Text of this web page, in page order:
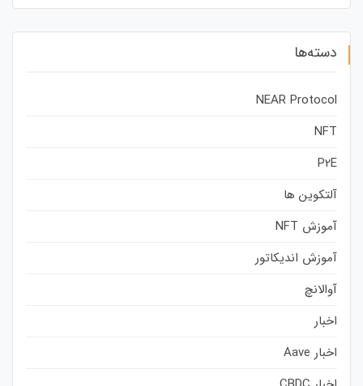
دسته‌ها
NEAR Protocol
NFT
P2E
آلتکوین ها
آموزش NFT
آموزش اندیکاتور
آوالانچ
اخبار
اخبار Aave